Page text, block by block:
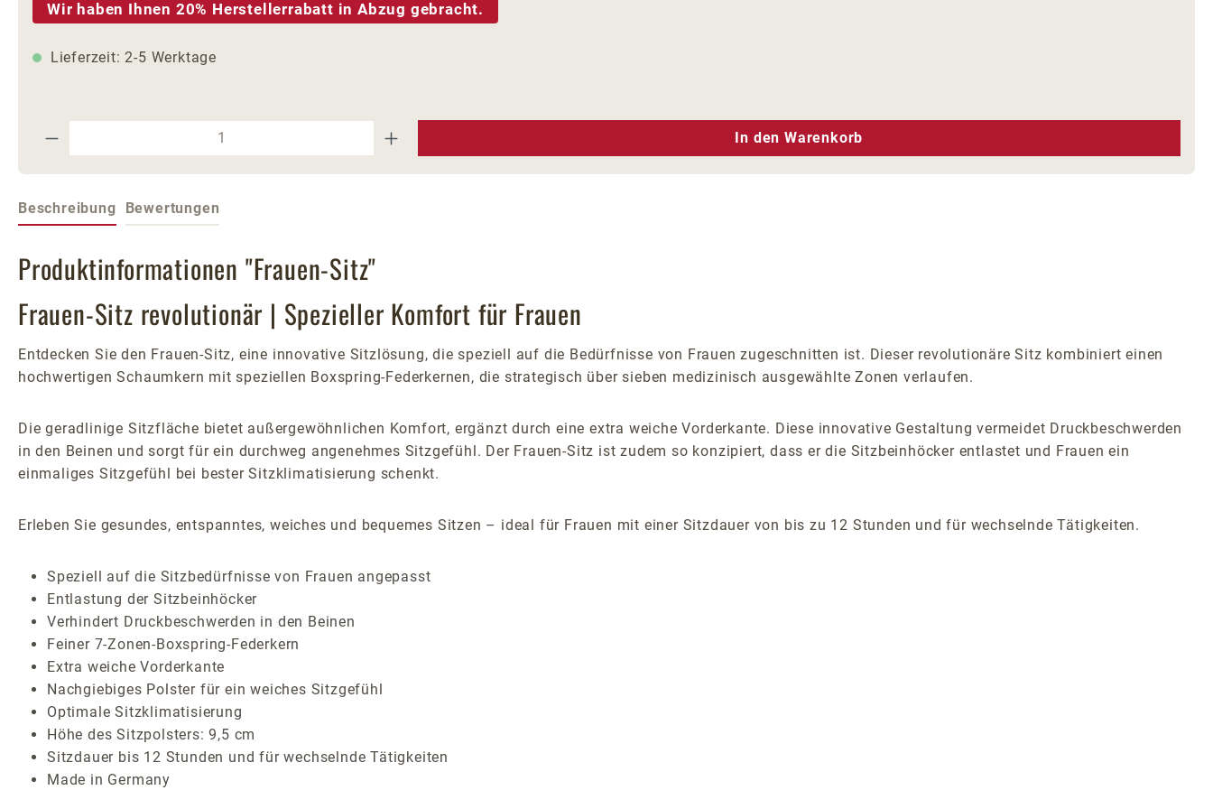
Wir haben Ihnen 20% Herstellerrabatt in Abzug gebracht.
Lieferzeit: 2-5 Werktage
Produkt Anzahl: Gib den gewünschten Wert ein oder benutze die Schaltflächen um die Anzahl zu erhöhen oder zu
In den Warenkorb
Beschreibung Bewertungen
Produktinformationen "Frauen-Sitz"
Frauen-Sitz revolutionär | Spezieller Komfort für Frauen
Entdecken Sie den Frauen-Sitz, eine innovative Sitzlösung, die speziell auf die Bedürfnisse von Frauen zugeschnitten ist. Dieser revolutionäre Sitz kombiniert einen
hochwertigen Schaumkern mit speziellen Boxspring-Federkernen, die strategisch über sieben medizinisch ausgewählte Zonen verlaufen.
Die geradlinige Sitzfläche bietet außergewöhnlichen Komfort, ergänzt durch eine extra weiche Vorderkante. Diese innovative Gestaltung vermeidet Druckbeschwerden
in den Beinen und sorgt für ein durchweg angenehmes Sitzgefühl. Der Frauen-Sitz ist zudem so konzipiert, dass er die Sitzbeinhöcker entlastet und Frauen ein
einmaliges Sitzgefühl bei bester Sitzklimatisierung schenkt.
Erleben Sie gesundes, entspanntes, weiches und bequemes Sitzen – ideal für Frauen mit einer Sitzdauer von bis zu 12 Stunden und für wechselnde Tätigkeiten.
Speziell auf die Sitzbedürfnisse von Frauen angepasst
Entlastung der Sitzbeinhöcker
Verhindert Druckbeschwerden in den Beinen
Feiner 7-Zonen-Boxspring-Federkern
Extra weiche Vorderkante
Nachgiebiges Polster für ein weiches Sitzgefühl
Optimale Sitzklimatisierung
Höhe des Sitzpolsters: 9,5 cm
Sitzdauer bis 12 Stunden und für wechselnde Tätigkeiten
Made in Germany